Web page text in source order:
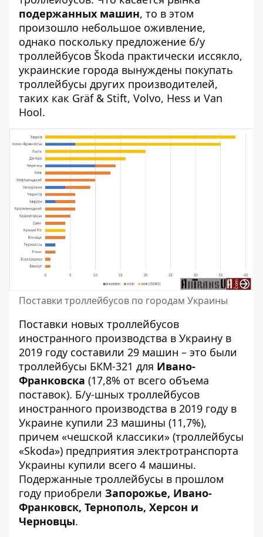
подержанных машин, то в этом
произошло небольшое оживление,
однако поскольку предложение б/у
троллейбусов Škoda практически иссякло,
украинские города вынуждены покупать
троллейбусы других производителей,
таких как Gräf & Stift, Volvo, Hess и Van
Hool.
Поставки троллейбусов по городам Украины
Поставки новых троллейбусов
иностранного производства в Украину в
2019 году составили 29 машин – это были
троллейбусы БКМ-321 для Ивано-
Франковска (17,8% от всего объема
поставок). Б/у-шных троллейбусов
иностранного производства в 2019 году в
Украине купили 23 машины (11,7%),
причем «чешской классики» (троллейбусы
«Skoda») предприятия электротранспорта
Украины купили всего 4 машины.
Подержанные троллейбусы в прошлом
году приобрели Запорожье, Ивано-
Франковск, Тернополь, Херсон и
Черновцы.